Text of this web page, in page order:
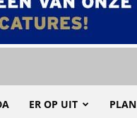
ER OP UIT PLAN